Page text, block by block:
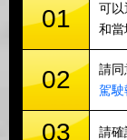
01
可
和當
02 請同
駕駛
03 請確